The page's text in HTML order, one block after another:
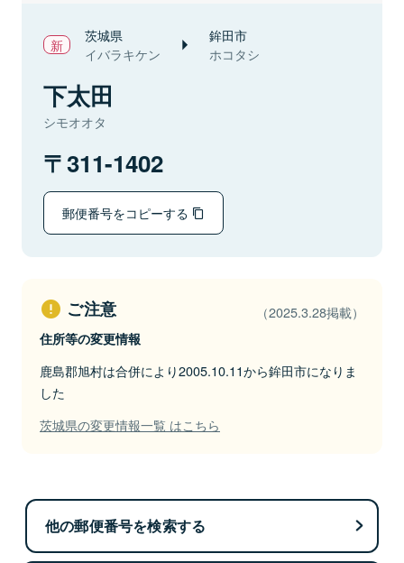
茨城県
イバラキケン
鉾田市
ホコタシ
下太田
シモオオタ
311-1402
郵便番号をコピーする
ご注意 （2025.3.28掲載）
住所等の変更情報
鹿島郡旭村は合併により2005.10.11から鉾田市になりま
した
茨城県の変更情報一覧 はこちら
他の郵便番号を検索する